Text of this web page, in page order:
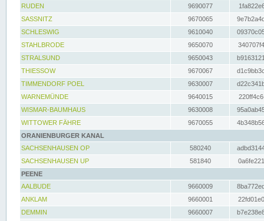
RUDEN
9690077
SASSNITZ
9670065
SCHLESWIG
9610040
STAHLBRODE
9650070
STRALSUND
9650043
THIESSOW
9670067
TIMMENDORF POEL
9630007
WARNEMÜNDE
9640015
WISMAR-BAUMHAUS
9630008
WITTOWER FÄHRE
9670055
ORANIENBURGER KANAL
SACHSENHAUSEN OP
580240
SACHSENHAUSEN UP
581840
PEENE
AALBUDE
9660009
ANKLAM
9660001
DEMMIN
9660007